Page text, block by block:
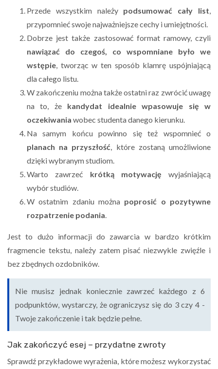
Przede wszystkim należy podsumować cały list
przypomnieć swoje najważniejsze cechy i umiejętności.
Dobrze jest także zastosować format ramowy, czyli
nawiązać do czegoś, co wspomniane było we
wstępie , tworząc w ten sposób klamrę uspójniającą
dla całego listu.
W zakończeniu można także ostatni raz zwrócić uwagę
na to, że kandydat idealnie wpasowuje się w
oczekiwania wobec studenta danego kierunku.
Na samym końcu powinno się też wspomnieć o
planach na przyszłość , które zostaną umożliwione
dzięki wybranym studiom.
Warto zawrzeć krótką motywację wyjaśniającą
wybór studiów.
W ostatnim zdaniu można poprosić o pozytywne
rozpatrzenie podania
Jest to dużo informacji do zawarcia w bardzo krótkim
fragmencie tekstu, należy zatem pisać niezwykle zwięźle i
bez zbędnych ozdobników.
Nie musisz jednak koniecznie zawrzeć każdego z 6
podpunktów, wystarczy, że ograniczysz się do 3 czy 4 -
Twoje zakończenie i tak będzie pełne.
Jak zakończyć esej – przydatne zwroty
Sprawdź przykładowe wyrażenia, które możesz wykorzystać